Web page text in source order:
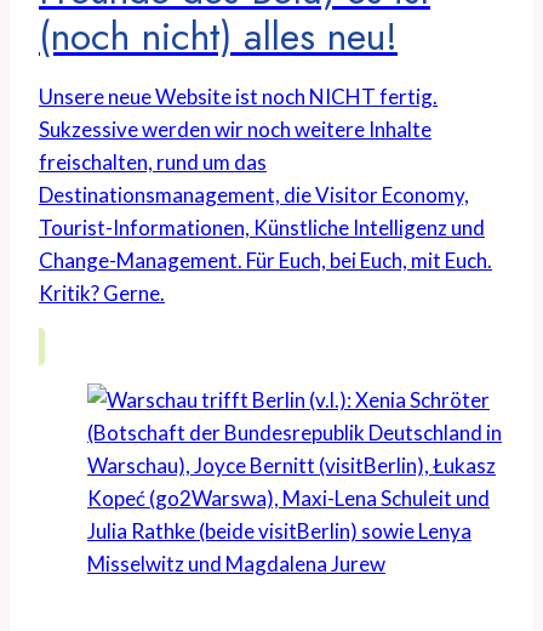
(noch nicht) alles neu!
Unsere neue Website ist noch NICHT fertig.
Sukzessive werden wir noch weitere Inhalte
freischalten, rund um das
Destinationsmanagement, die Visitor Economy,
Tourist-Informationen, Künstliche Intelligenz und
Change-Management. Für Euch, bei Euch, mit Euch.
Kritik? Gerne.